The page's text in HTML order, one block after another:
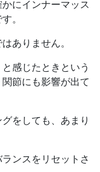
にインナーマッス
。
ありません。
感じたときという
節にも影響が出て
をしても、あまり
ンスをリセットさ